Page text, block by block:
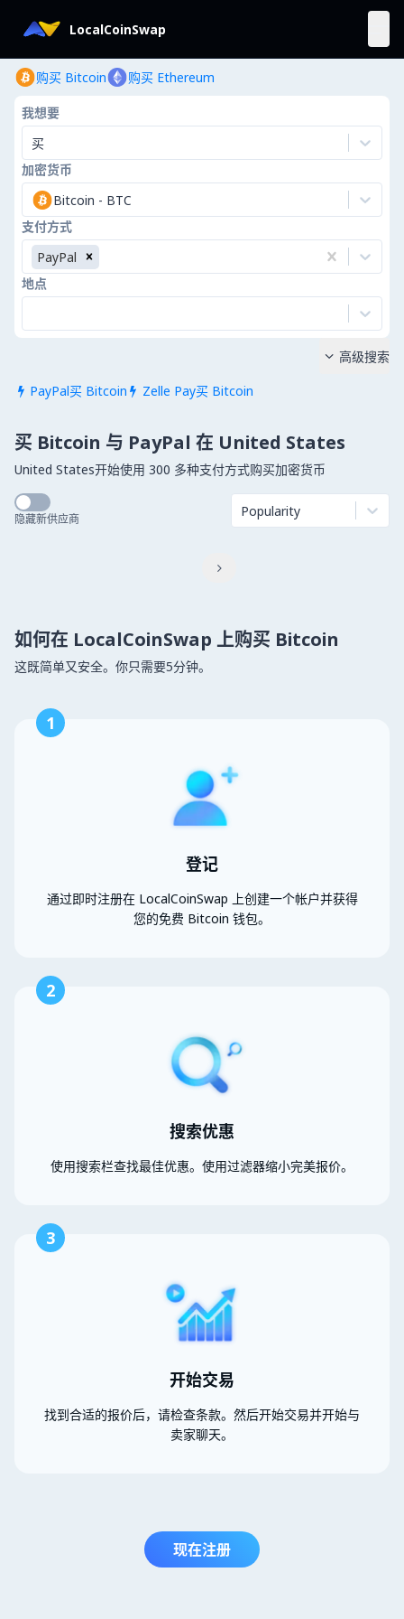
LocalCoinSwap
购买 Bitcoin 购买 Ethereum
我想要
买
加密货币
Bitcoin - BTC
支付方式
PayPal
地点
 PayPal买 Bitcoin  Zelle Pay买 Bitcoin
 高级搜索
买 Bitcoin 与 PayPal 在 United States
United States开始使用 300 多种支付方式购买加密货币
隐藏新供应商 Popularity

如何在 LocalCoinSwap 上购买 Bitcoin
这既简单又安全。你只需要5分钟。
1
登记
通过即时注册在 LocalCoinSwap 上创建一个帐户并获得
您的免费 Bitcoin 钱包。
2
搜索优惠
使用搜索栏查找最佳优惠。使用过滤器缩小完美报价。
3
开始交易
找到合适的报价后，请检查条款。然后开始交易并开始与
卖家聊天。
现在注册